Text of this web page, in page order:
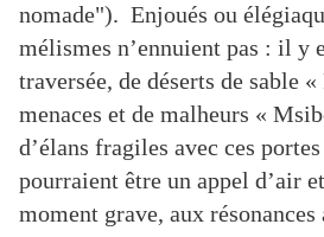
nomade"). Enjoués ou
mélismes n’ennuient pas : il y
traversée, de déserts de sable
menaces et de malheurs «
d’élans fragiles avec ces
pourraient être un appel d’air
moment grave, aux résonances